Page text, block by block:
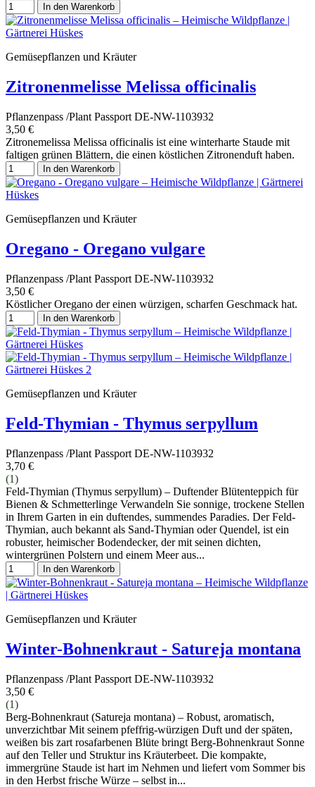
In den Warenkorb
Gemüsepflanzen und Kräuter
Zitronenmelisse Melissa officinalis
Pflanzenpass /Plant Passport DE-NW-1103932
3,50 €
Zitronemelissa Melissa officinalis ist eine winterharte Staude mit
faltigen grünen Blättern, die einen köstlichen Zitronenduft haben.
In den Warenkorb
Gemüsepflanzen und Kräuter
Oregano - Oregano vulgare
Pflanzenpass /Plant Passport DE-NW-1103932
3,50 €
Köstlicher Oregano der einen würzigen, scharfen Geschmack hat.
In den Warenkorb
Gemüsepflanzen und Kräuter
Feld-Thymian - Thymus serpyllum
Pflanzenpass /Plant Passport DE-NW-1103932
3,70 €
(1)
Feld-Thymian (Thymus serpyllum) – Duftender Blütenteppich für
Bienen & Schmetterlinge Verwandeln Sie sonnige, trockene Stellen
in Ihrem Garten in ein duftendes, summendes Paradies. Der Feld-
Thymian, auch bekannt als Sand-Thymian oder Quendel, ist ein
robuster, heimischer Bodendecker, der mit seinen dichten,
wintergrünen Polstern und einem Meer aus...
In den Warenkorb
Gemüsepflanzen und Kräuter
Winter-Bohnenkraut - Satureja montana
Pflanzenpass /Plant Passport DE-NW-1103932
3,50 €
(1)
Berg-Bohnenkraut (Satureja montana) – Robust, aromatisch,
unverzichtbar Mit seinem pfeffrig-würzigen Duft und der späten,
weißen bis zart rosafarbenen Blüte bringt Berg-Bohnenkraut Sonne
auf den Teller und Struktur ins Kräuterbeet. Die kompakte,
immergrüne Staude ist hart im Nehmen und liefert vom Sommer bis
in den Herbst frische Würze – selbst in...